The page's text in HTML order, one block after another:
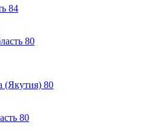
84
80
(Якутия) 80
80